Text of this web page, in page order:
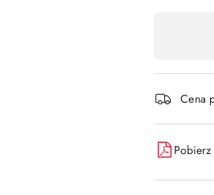
i
Cena